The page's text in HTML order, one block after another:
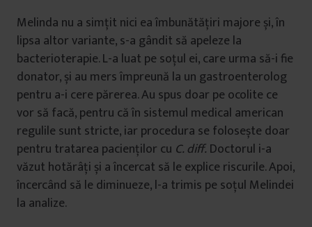
Melinda nu a simțit nici ea îmbunătățiri majore și, în
lipsa altor variante, s-a gândit să apeleze la
bacterioterapie. L-a luat pe soțul ei, care urma să-i fie
donator, și au mers împreună la un gastroenterolog
pentru a-i cere părerea. Au spus doar pe ocolite ce
vor să facă, pentru că în sistemul medical american
regulile sunt stricte, iar procedura se folosește doar
pentru tratarea pacienților cu C. diff. Doctorul i-a
văzut hotărâți și a încercat să le explice riscurile. Apoi,
încercând să le diminueze, l-a trimis pe soțul Melindei
la analize.